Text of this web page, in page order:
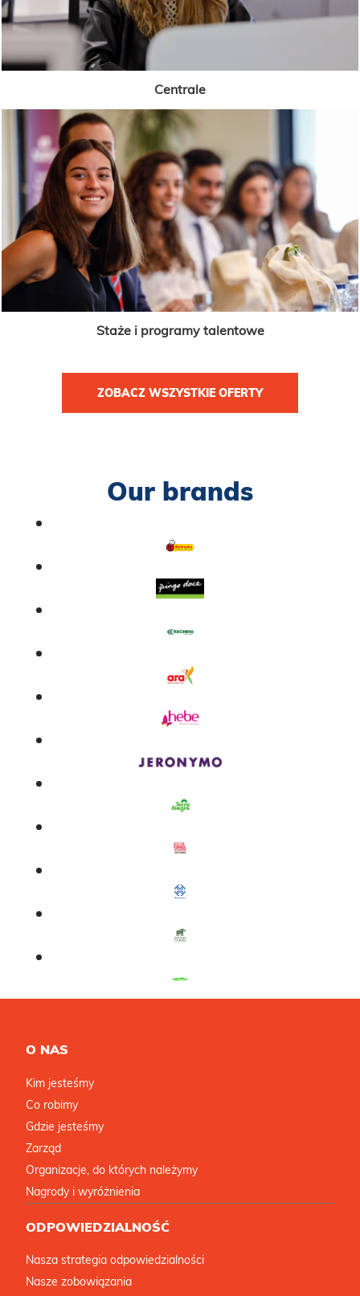
Centrale
Staże i programy talentowe
ZOBACZ WSZYSTKIE OFERTY
Our brands
O NAS
Kim jesteśmy
Co robimy
Gdzie jesteśmy
Zarząd
Organizacje, do których należymy
Nagrody i wyróżnienia
ODPOWIEDZIALNOŚĆ
Nasza strategia odpowiedzialności
Nasze zobowiązania